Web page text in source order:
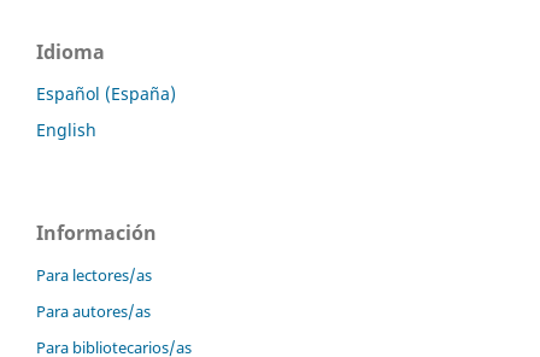
Idioma
Español (España)
English
Información
Para lectores/as
Para autores/as
Para bibliotecarios/as